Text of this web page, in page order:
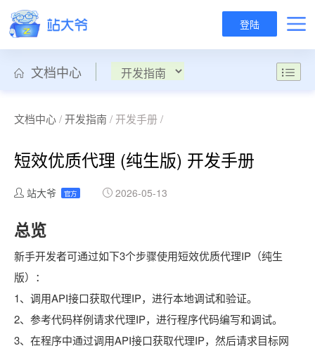
登陆
文档中心
文档中心/开发指南 / 开发手册 /
短效优质代理 (纯生版) 开发手册
站大爷 官方 2026-05-13
总览
新手开发者可通过如下3个步骤使用短效优质代理IP（纯生
版）：
1、调用API接口获取代理IP，进行本地调试和验证。
2、参考代码样例请求代理IP，进行程序代码编写和调试。
3、在程序中通过调用API接口获取代理IP，然后请求目标网